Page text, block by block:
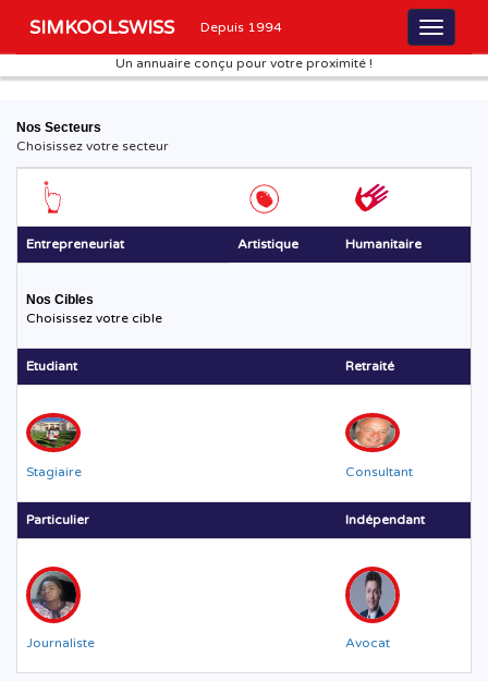
SIMKOOLSWISS Depuis 1994
Un annuaire conçu pour votre proximité !
Nos Secteurs
Choisissez votre secteur
Entrepreneuriat Artistique Humanitaire
Nos Cibles
Choisissez votre cible
Etudiant Retraité
Stagiaire Consultant
Particulier Indépendant
Journaliste Avocat